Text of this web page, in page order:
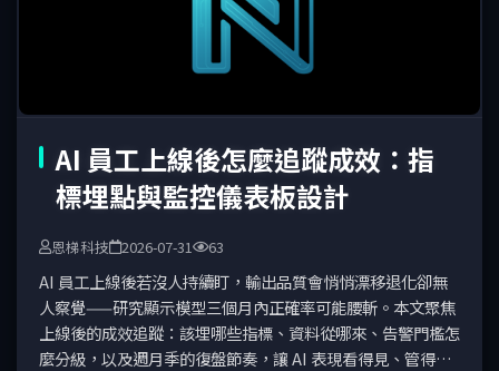
AI 員工上線後怎麼追蹤成效：指
標埋點與監控儀表板設計
恩梯科技 2026-07-31 63
AI 員工上線後若沒人持續盯，輸出品質會悄悄漂移退化卻無
人察覺——研究顯示模型三個月內正確率可能腰斬。本文聚焦
上線後的成效追蹤：該埋哪些指標、資料從哪來、告警門檻怎
麼分級，以及週月季的復盤節奏，讓 AI 表現看得見、管得